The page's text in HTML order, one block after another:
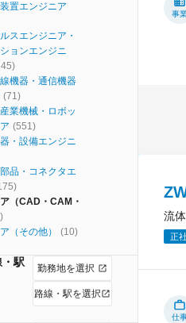
置エンジニア
スエンジニア・
ョンエンジニ
)
機器・通信機器
(71)
業機械・ロボッ
(551)
・設備エンジニ
品・コネクタエ
)
（CAD・CAM・
)
（その他）
(10)
駅 勤務地を選択
路線・駅を選択
事
流
正
仕